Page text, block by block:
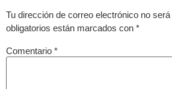
Tu dirección de correo electrónico no será
obligatorios están marcados con *
Comentario *